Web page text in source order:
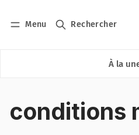
Menu Rechercher
À la
conditions